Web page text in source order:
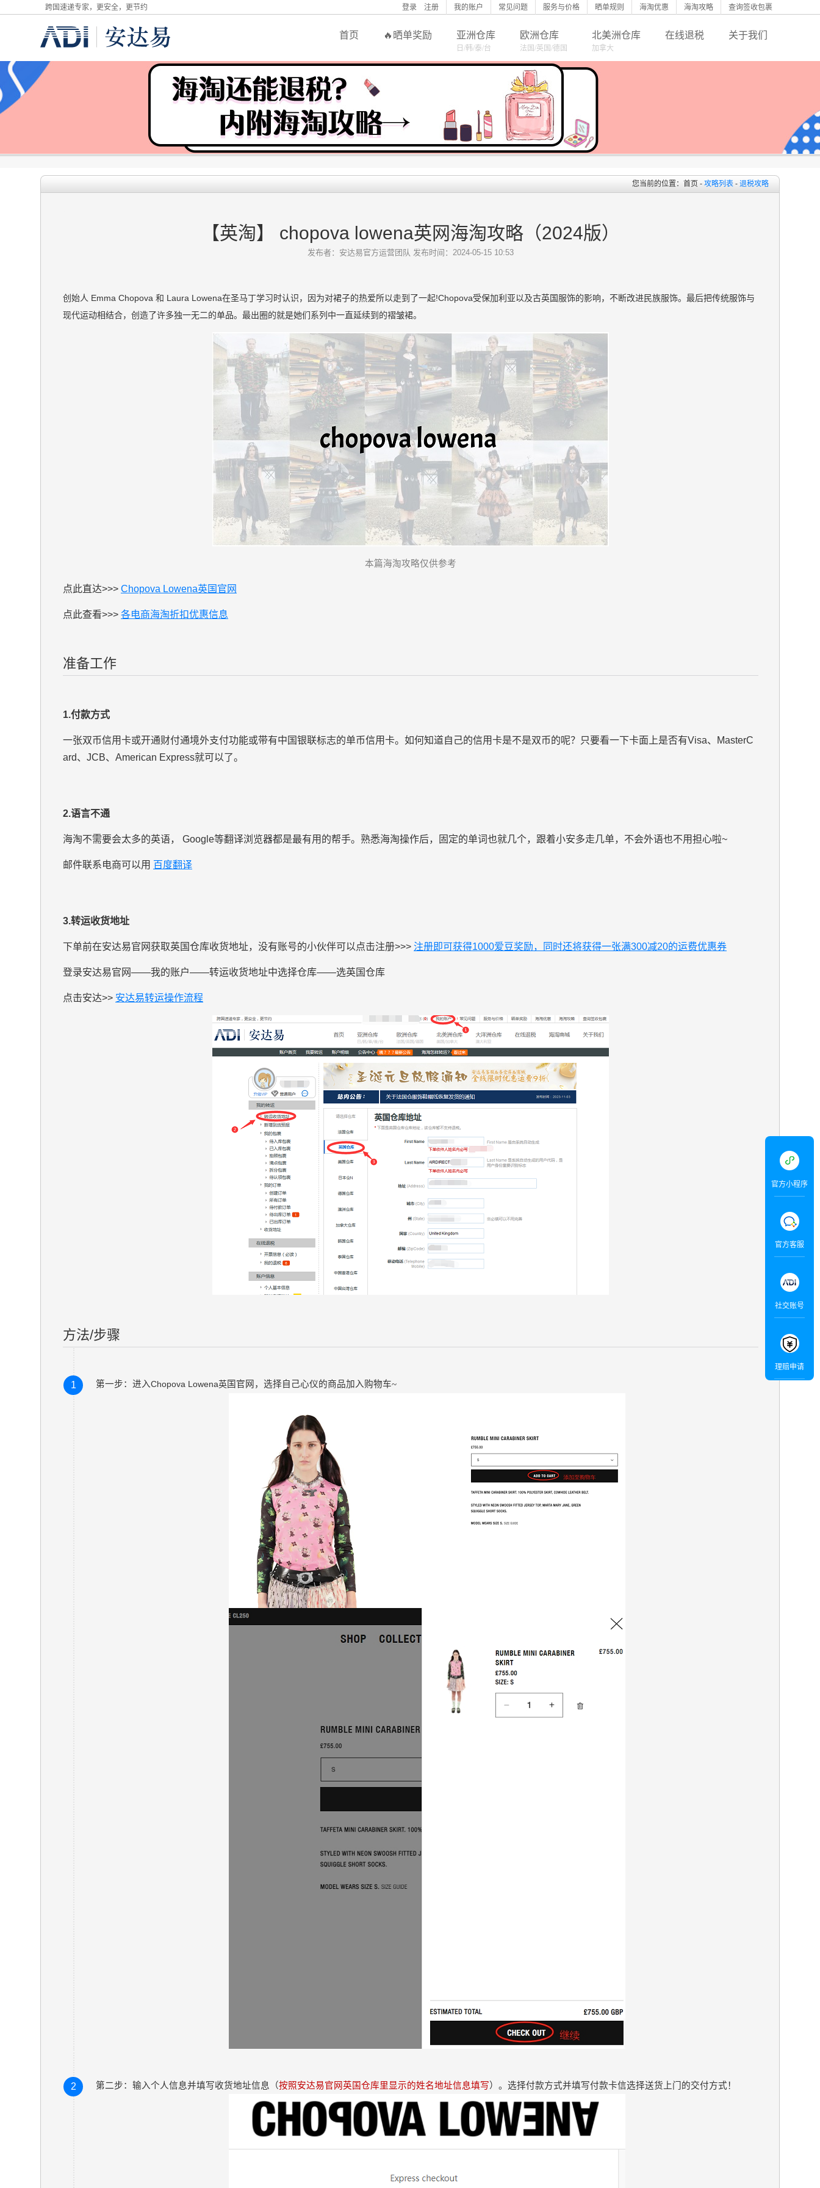
跨国速递专家，更安全，更节约 登录 注册 我的账户 常见问题 服务与价格 晒单规则 海淘优惠 海淘攻略 查询签收包裹
首页 晒单奖励 亚洲仓库
日/韩/泰/台
欧洲仓库
法国/英国/德国
北美洲仓库
加拿大
在线退税 关于我们
您当前的位置：首页 - 攻略列表 - 退税攻略
【英淘】 chopova lowena英网海淘攻略（2024版）
发布者：安达易官方运营团队 发布时间：2024-05-15 10:53
创始人 Emma Chopova 和 Laura Lowena在圣马丁学习时认识，因为对裙子的热爱所以走到了一起!Chopova受保加利亚以及古英国服饰的影响，不断改进民族服饰。最后把传统服饰与
现代运动相结合，创造了许多独一无二的单品。最出圈的就是她们系列中一直延续到的褶皱裙。
本篇海淘攻略仅供参考
点此直达>>> Chopova Lowena英国官网
点此查看>>> 各电商海淘折扣优惠信息
准备工作
1.付款方式
一张双币信用卡或开通财付通境外支付功能或带有中国银联标志的单币信用卡。如何知道自己的信用卡是不是双币的呢？只要看一下卡面上是否有Visa、MasterC
ard、JCB、American Express就可以了。
2.语言不通
海淘不需要会太多的英语， Google等翻译浏览器都是最有用的帮手。熟悉海淘操作后，固定的单词也就几个，跟着小安多走几单，不会外语也不用担心啦~
邮件联系电商可以用 百度翻译
3.转运收货地址
下单前在安达易官网获取英国仓库收货地址，没有账号的小伙伴可以点击注册>>> 注册即可获得1000爱豆奖励，同时还将获得一张满300减20的运费优惠券
登录安达易官网——我的账户——转运收货地址中选择仓库——选英国仓库
点击安达>> 安达易转运操作流程
方法/步骤
1 第一步：进入Chopova Lowena英 国官网，选择自己心仪的商品加入购物车~
2 第二步：输入个人信息并填写收货地址信息（按照安达易官网英国仓库里显示的姓名地址信息填写）。选择付款方式并填写付款卡信选择送货上门的交付方式！
官方小程序
官方客服
社交账号
理赔申请